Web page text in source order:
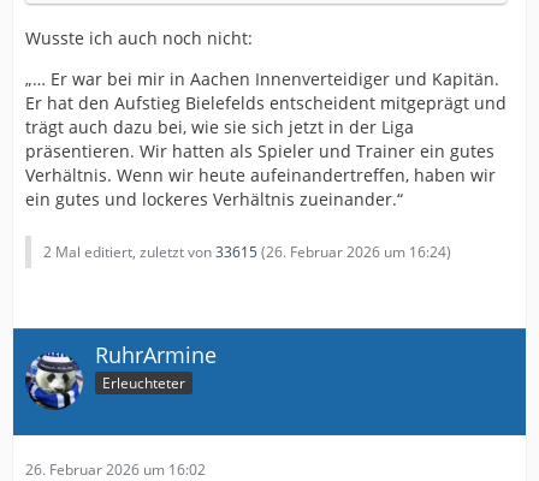
Wusste ich auch noch nicht:
„… Er war bei mir in Aachen Innenverteidiger und Kapitän.
Er hat den Aufstieg Bielefelds entscheident mitgeprägt und
trägt auch dazu bei, wie sie sich jetzt in der Liga
präsentieren. Wir hatten als Spieler und Trainer ein gutes
Verhältnis. Wenn wir heute aufeinandertreffen, haben wir
ein gutes und lockeres Verhältnis zueinander.“
2 Mal editiert, zuletzt von33615 (26. Februar 2026 um 16:24)
RuhrArmine
Erleuchteter
26. Februar 2026 um 16:02